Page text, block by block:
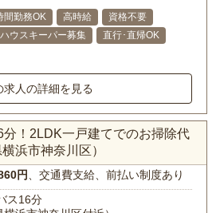
間勤務OK 高時給
資格不要
ハウスキーパー募集
直行･直帰OK
求人の詳細を見る
！2LDK一戸建てでのお掃除代
浜市神奈川区）
円 、交通費支給、前払い制度あり
ス16分